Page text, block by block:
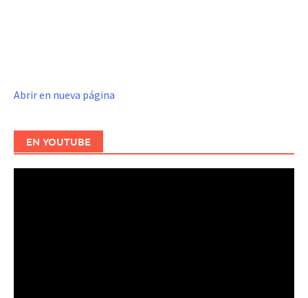
Abrir en nueva página
EN YOUTUBE